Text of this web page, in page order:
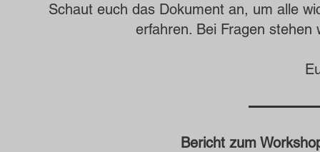
Schaut euch das Dokument an, um alle
erfahren. Bei Fragen stehen
Bericht zum